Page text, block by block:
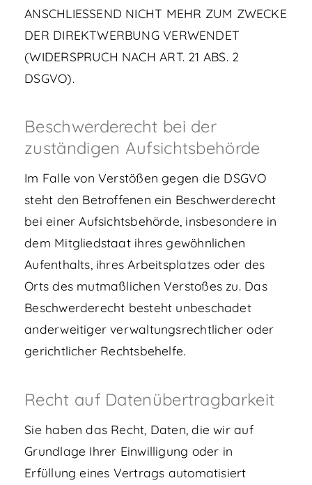
ANSCHLIESSEND NICHT MEHR ZUM ZWECKE
DER DIREKTWERBUNG VERWENDET
(WIDERSPRUCH NACH ART. 21 ABS. 2
DSGVO).
Beschwerde­recht bei der
zuständigen Aufsichts­behörde
Im Falle von Verstößen gegen die DSGVO
steht den Betroffenen ein Beschwerderecht
bei einer Aufsichtsbehörde, insbesondere in
dem Mitgliedstaat ihres gewöhnlichen
Aufenthalts, ihres Arbeitsplatzes oder des
Orts des mutmaßlichen Verstoßes zu. Das
Beschwerderecht besteht unbeschadet
anderweitiger verwaltungsrechtlicher oder
gerichtlicher Rechtsbehelfe.
Recht auf Daten­übertrag­barkeit
Sie haben das Recht, Daten, die wir auf
Grundlage Ihrer Einwilligung oder in
Erfüllung eines Vertrags automatisiert